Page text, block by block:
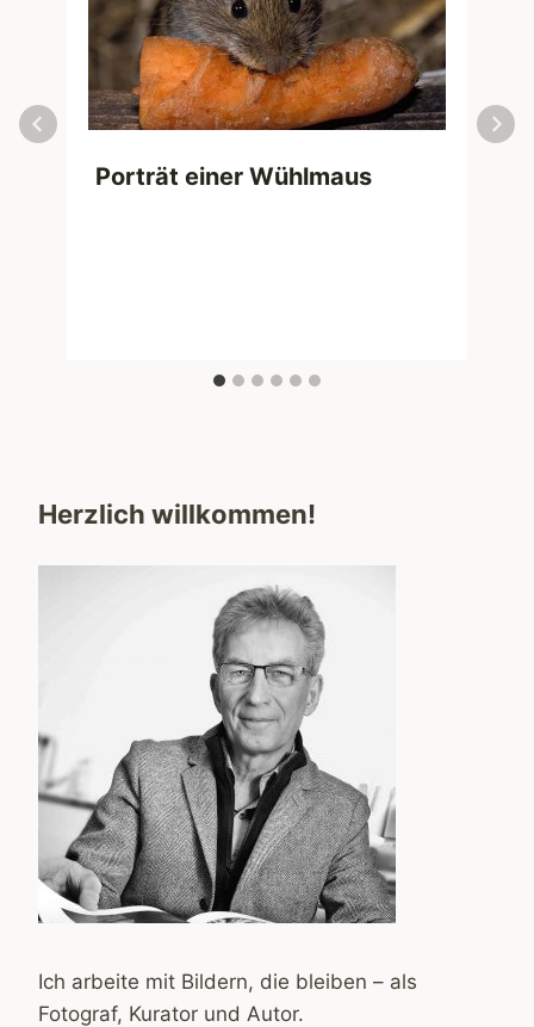
Porträt einer Wühlmaus
Herzlich willkommen!
Ich arbeite mit Bildern, die bleiben – als
Fotograf, Kurator und Autor.